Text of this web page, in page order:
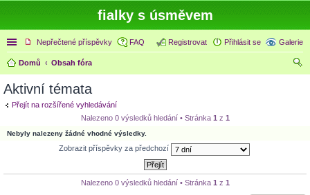
fialky s úsměvem
Rychlé odkazy
Nepřečtené příspěvky Galerie
FAQ Přihlásit se
Registrovat
Domů
Obsah fóra
Aktivní témata
Přejít na rozšířené vyhledávání
Nalezeno 0 výsledků hledání • Stránka 1 z 1
Nebyly nalezeny žádné vhodné výsledky.
Zobrazit příspěvky za předchozí
Nalezeno 0 výsledků hledání • Stránka 1 z 1